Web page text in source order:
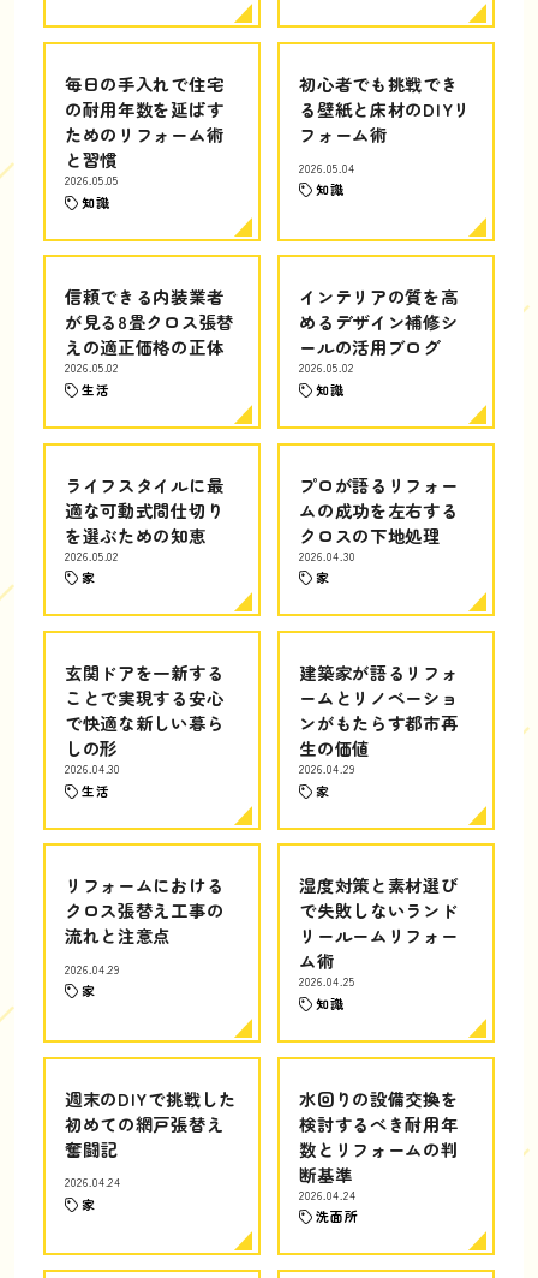
毎日の手入れで住宅
の耐用年数を延ばす
ためのリフォーム術
と習慣
2026.05.05
知識
初心者でも挑戦でき
る壁紙と床材のDIYリ
フォーム術
2026.05.04
知識
信頼できる内装業者
が見る8畳クロス張替
えの適正価格の正体
2026.05.02
生活
インテリアの質を高
めるデザイン補修シ
ールの活用ブログ
2026.05.02
知識
ライフスタイルに最
適な可動式間仕切り
を選ぶための知恵
2026.05.02
家
プロが語るリフォー
ムの成功を左右する
クロスの下地処理
2026.04.30
家
玄関ドアを一新する
ことで実現する安心
で快適な新しい暮ら
しの形
2026.04.30
生活
建築家が語るリフォ
ームとリノベーショ
ンがもたらす都市再
生の価値
2026.04.29
家
リフォームにおける
クロス張替え工事の
流れと注意点
2026.04.29
家
湿度対策と素材選び
で失敗しないランド
リールームリフォー
ム術
2026.04.25
知識
週末のDIYで挑戦した
初めての網戸張替え
奮闘記
2026.04.24
家
水回りの設備交換を
検討するべき耐用年
数とリフォームの判
断基準
2026.04.24
洗面所